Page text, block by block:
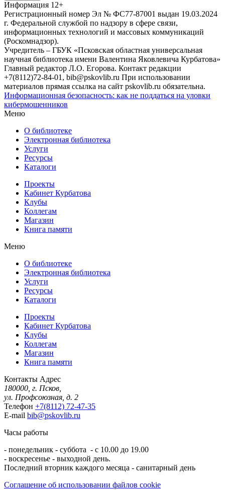
Информация 12+
Регистрационный номер Эл № ФС77-87001 выдан 19.03.2024
г. Федеральной службой по надзору в сфере связи,
информационных технологий и массовых коммуникаций
(Роскомнадзор).
Учредитель – ГБУК «Псковская областная универсальная
научная библиотека имени Валентина Яковлевича Курбатова»
Главный редактор Л.О. Егорова. Контакт редакции
+7(8112)72-84-01, bib@pskovlib.ru При использовании
материалов прямая ссылка на сайт pskovlib.ru обязательна.
Информационная безопасность: как не поддаться на уловки
кибермошенников
Меню
О библиотеке
Электронная библиотека
Услуги
Ресурсы
Каталоги
Проекты
Кабинет Курбатова
Клубы
Коллегам
Магазин
Книга памяти
Меню
О библиотеке
Электронная библиотека
Услуги
Ресурсы
Каталоги
Проекты
Кабинет Курбатова
Клубы
Коллегам
Магазин
Книга памяти
Контакты Адрес
180000, г. Псков,
ул. Профсоюзная, д. 2
Телефон +7(8112) 72-47-35
E-mail bib@pskovlib.ru
Часы работы
- понедельник - суббота - с 10.00 до 19.00
- воскресенье - выходной день.
Последний вторник каждого месяца - санитарный день
Соглашение об использовании файлов cookie